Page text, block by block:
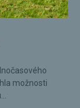
možnosti